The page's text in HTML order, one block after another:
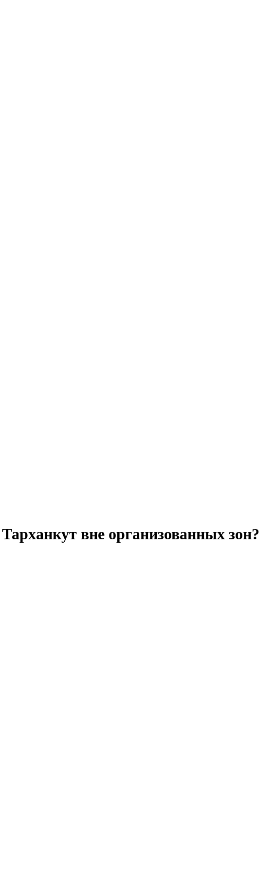
вне организованных зон?